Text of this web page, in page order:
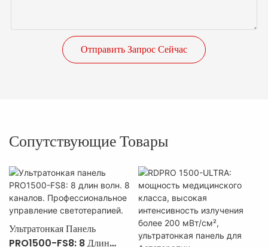
Отправить Запрос Сейчас
Сопутствующие Товары
Ультратонкая Панель
PRO1500-FS8: 8 Длин